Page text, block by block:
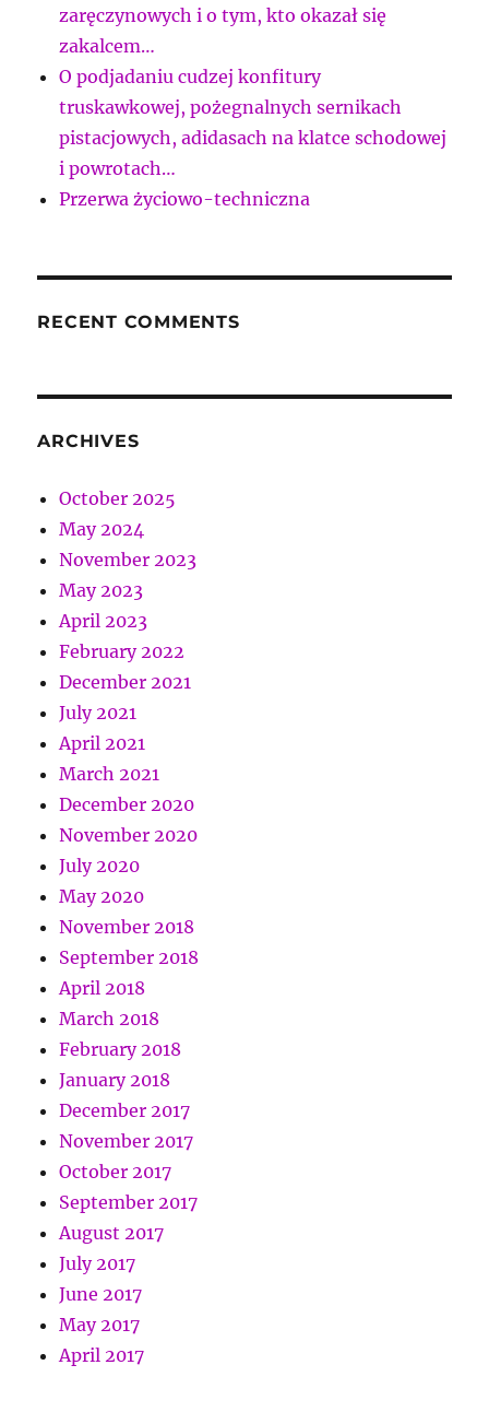
zaręczynowych i o tym, kto okazał się
zakalcem…
O podjadaniu cudzej konfitury
truskawkowej, pożegnalnych sernikach
pistacjowych, adidasach na klatce schodowej
i powrotach…
Przerwa życiowo-techniczna
RECENT COMMENTS
ARCHIVES
October 2025
May 2024
November 2023
May 2023
April 2023
February 2022
December 2021
July 2021
April 2021
March 2021
December 2020
November 2020
July 2020
May 2020
November 2018
September 2018
April 2018
March 2018
February 2018
January 2018
December 2017
November 2017
October 2017
September 2017
August 2017
July 2017
June 2017
May 2017
April 2017